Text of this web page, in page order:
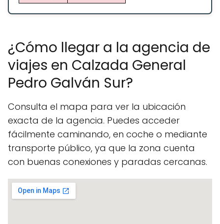
¿Cómo llegar a la agencia de
viajes en Calzada General
Pedro Galván Sur?
Consulta el mapa para ver la ubicación
exacta de la agencia. Puedes acceder
fácilmente caminando, en coche o mediante
transporte público, ya que la zona cuenta
con buenas conexiones y paradas cercanas.